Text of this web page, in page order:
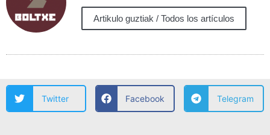
Artikulo guztiak / Todos los artículos
Twitter Facebook Telegram